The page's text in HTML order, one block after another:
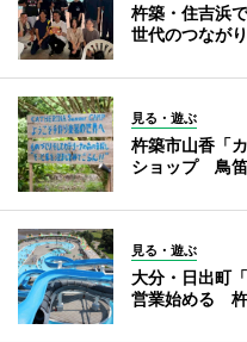
杵築・住吉浜
世代のつなが
見る・遊ぶ
杵築市山香「
ショップ 鳥笛
見る・遊ぶ
大分・日出町
営業始める 杵